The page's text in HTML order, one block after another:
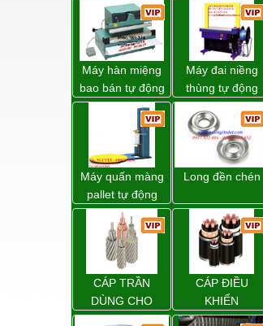
Điện công nghiệp
Điện gia dụng
Điện Lạnh
Đóng tàu Thiết bị
Đúc chính xác Thiết bị
Dụng cụ cầm tay
Dụng cụ cắt gọt
Dụng cụ điện
Dụng cụ đo
Gỗ - Trang thiết bị
Hàn cắt - Thiết bị
Máy hàn miệng
bao bán tự động
nhập khẩu
Máy đai niềng
thùng tự động
DBA-200 giá tốt
Máy quấn màng
pallet tự động
WP-55 chính
hãng Wellpack
giá tốt
Long đền chén
CÁP TRẦN
DÙNG CHO
ĐƯỜNG DÂY
CÁP ĐIỀU
KHIỂN